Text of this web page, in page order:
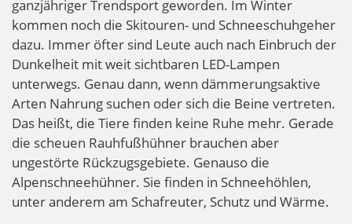
ganzjähriger Trendsport geworden. Im Winter
kommen noch die Skitouren- und Schneeschuhgeher
dazu. Immer öfter sind Leute auch nach Einbruch der
Dunkelheit mit weit sichtbaren LED-Lampen
unterwegs. Genau dann, wenn dämmerungsaktive
Arten Nahrung suchen oder sich die Beine vertreten.
Das heißt, die Tiere finden keine Ruhe mehr. Gerade
die scheuen Rauhfußhühner brauchen aber
ungestörte Rückzugsgebiete. Genauso die
Alpenschneehühner. Sie finden in Schneehöhlen,
unter anderem am Schafreuter, Schutz und Wärme.